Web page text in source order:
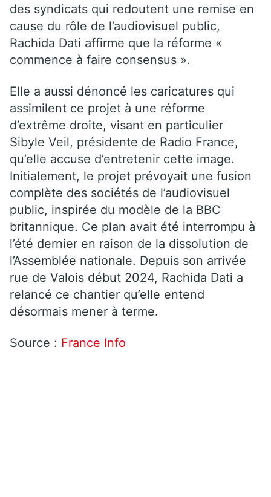
des syndicats qui redoutent une remise en
cause du rôle de l’audiovisuel public,
Rachida Dati affirme que la réforme «
commence à faire consensus ».
Elle a aussi dénoncé les caricatures qui
assimilent ce projet à une réforme
d’extrême droite, visant en particulier
Sibyle Veil, présidente de Radio France,
qu’elle accuse d’entretenir cette image.
Initialement, le projet prévoyait une fusion
complète des sociétés de l’audiovisuel
public, inspirée du modèle de la BBC
britannique. Ce plan avait été interrompu à
l’été dernier en raison de la dissolution de
l’Assemblée nationale. Depuis son arrivée
rue de Valois début 2024, Rachida Dati a
relancé ce chantier qu’elle entend
désormais mener à terme.
Source : France Info